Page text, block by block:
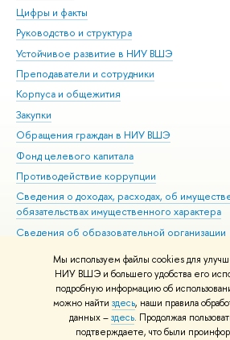
Мы используем файлы cookies для
НИУ ВШЭ и большего удобства его
подробную информацию об
можно найти здесь, наши правила
данных –здесь. Продолжая
подтверждаете, что были
Цифры и факты
Руководство и структура
Устойчивое развитие в НИУ ВШЭ
Преподаватели и сотрудники
Корпуса и общежития
Закупки
Обращения граждан в НИУ ВШЭ
Фонд целевого капитала
Противодействие коррупции
Сведения о доходах, расходах, об
обязательствах имущественного характера
Сведения об образовательной организации
Людям с ограниченными возможностями
Единая платежная страница
Работа в Вышке